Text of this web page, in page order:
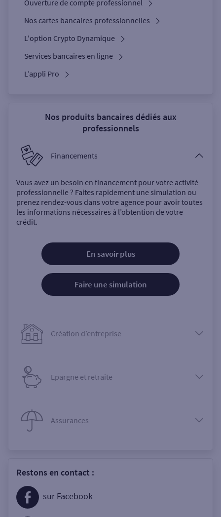
Ouverture de compte professionnel
Nos cartes bancaires professionnelles
L'option Crypto Dynamique
Services bancaires en ligne
L’appli Pro
Nos produits bancaires dédiés aux
professionnels
Financements
Vous avez un besoin en financement pour votre activité
professionnelle ? Faites rapidement une simulation ou
prenez rendez-vous dans votre agence pour avoir toutes
les informations nécessaires à l’obtention de votre
crédit.
En savoir plus
Faire une simulation
Création d’entreprise
Epargne et retraite
Assurances
Restons en contact :
sur Facebook